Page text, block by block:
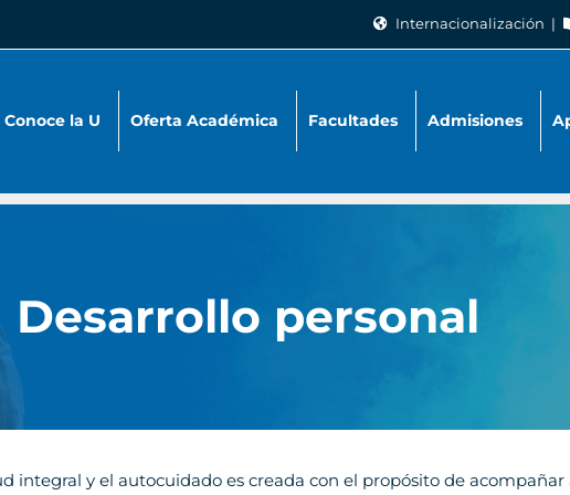
Internacionalización
Conoce la U Oferta Académica Facultades Admisiones
Desarrollo personal
integral y el autocuidado es creada con el propósito de acompañar